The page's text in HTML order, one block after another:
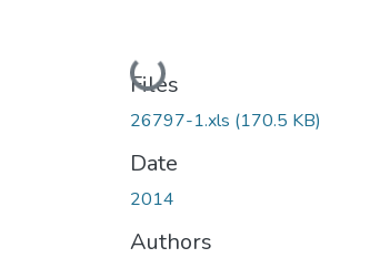
Loading...
Files
26797-1.xls (170.5 KB)
Date
2014
Authors